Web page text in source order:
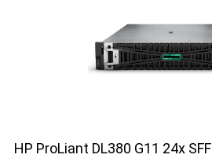
HP ProLiant DL380 G11 24x SFF